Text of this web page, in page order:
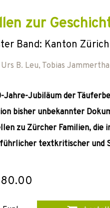
zur
Band: Kanton
Urs B. Leu, Tobias
Jahre-Jubiläum der
bisher unbekannter
zu Zürcher Familien, die
textkritischer und